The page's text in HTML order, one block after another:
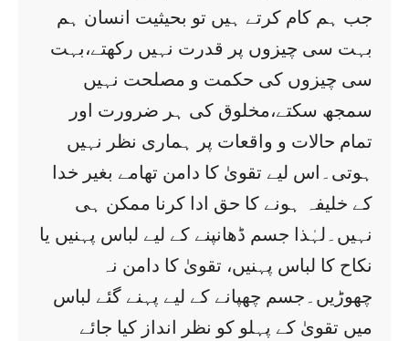
جب ہم کام کرتے ہیں تو بحیثیت انسان ہم
بہت سی چیزوں پر قدرت نہیں رکھتے،بہت
سی چیزوں کی حکمت و مصلحت نہیں
سمجھ سکتے،مخلوق کی ہر ضرورت اور
تمام حالات و واقعات پر ہماری نظر نہیں
ہوتی۔اس لیے تقویٰ کا دامن تھامے بغیر خدا
کے خلیفہ ہونے کا حق ادا کرنا ممکن ہی
نہیں۔لہٰذا جسم ڈھانپنے کے لیے لباس پہنیں یا
نکاح کا لباس پہنیں، تقویٰ کا دامن نہ
چھوڑیں۔جسم چھپانے کے لیے پہنے گئے لباس
میں تقویٰ کے پہلو کو نظر انداز کیا جائے